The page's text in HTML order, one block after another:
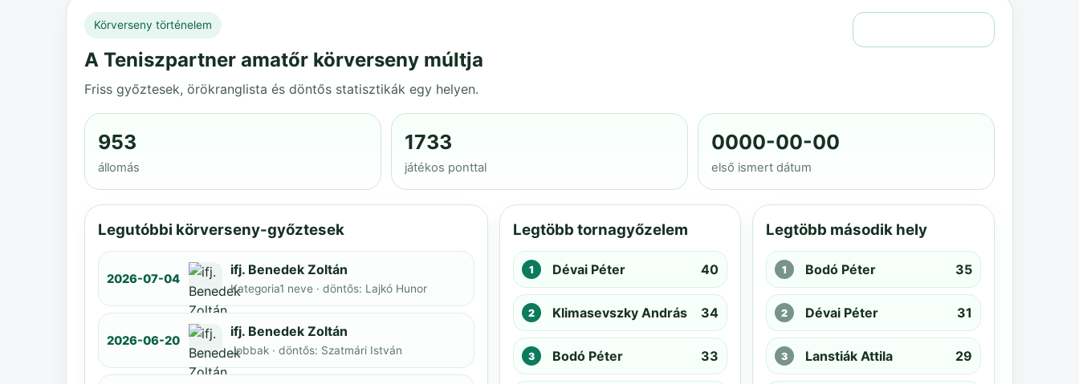
Körverseny történelem
A Teniszpartner amatőr körverseny múltja
Friss győztesek, örökranglista és döntős statisztikák egy helyen.
953
állomás
1733
játékos ponttal
0000-00-00
első ismert dátum
Legutóbbi körverseny-győztesek
2026-07-04
ifj. Benedek Zoltán
Kategoria1 neve · döntős: Lajkó Hunor
2026-06-20
ifj. Benedek Zoltán
Jobbak · döntős: Szatmári István
Legtöbb tornagyőzelem
Dévai Péter 40
Klimasevszky András 34
Bodó Péter 33
Legtöbb második hely
Bodó Péter 35
Dévai Péter 31
Lanstiák Attila 29